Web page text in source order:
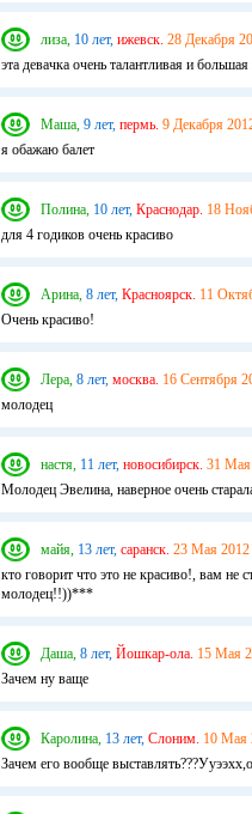
лиза, 10 лет, ижевск. 28 Декабря
эта девачка очень талантливая и
Маша, 9 лет, пермь. 9 Декабря
я обажаю балет
Полина, 10 лет, Краснодар. 18
для 4 годиков очень красиво
Арина, 8 лет, Красноярск. 11
Очень красиво!
Лера, 8 лет, москва. 16 Сентября
молодец
настя, 11 лет, новосибирск. 31 Мая
Молодец Эвелина, наверное очень
майя, 13 лет, саранск. 23 Мая 2012
кто говорит что это не красиво!, вам
молодец!!))***
Даша, 8 лет, Йошкар-ола. 15 Мая
Зачем ну ваще
Каролина, 13 лет, Слоним. 10 Мая
Зачем его вообще